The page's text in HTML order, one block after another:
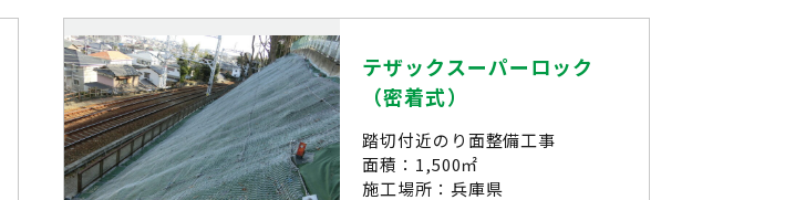
テザックスーパーロック
（密着式）
踏切付近のり面整備工事
面積：1,500㎡
施工場所：兵庫県